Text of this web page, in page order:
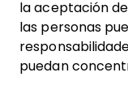
la aceptación
las personas
puedan